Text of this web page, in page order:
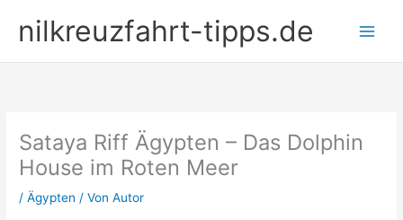
Inhaltnilkreuzfahrt-tipps.de
Sataya Riff Ägypten – Das Dolphin
House im Roten Meer
/Ägypten / VonAutor